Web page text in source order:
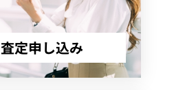
査定申し込み